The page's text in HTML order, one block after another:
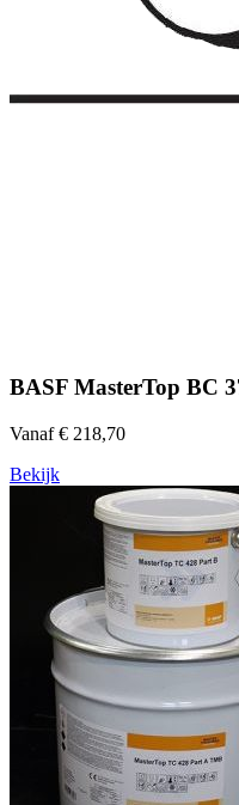
BASF MasterTop BC
Vanaf € 218,70
Bekijk